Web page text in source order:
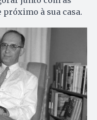
próximo à sua casa.